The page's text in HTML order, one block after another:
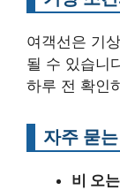
여객선은 기
될 수 있습니
하루 전 확인
자주 묻
비 오